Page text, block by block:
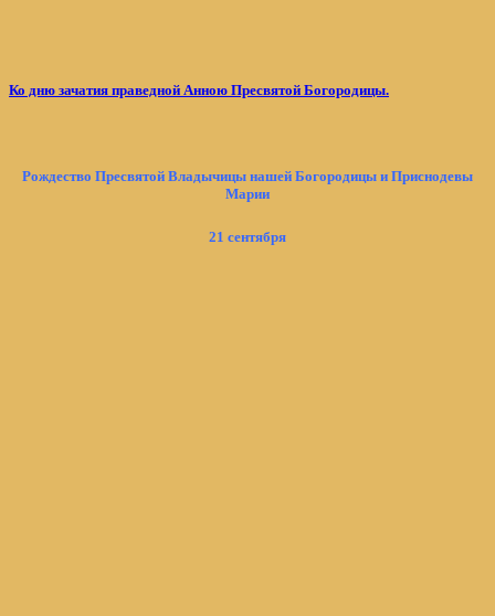
Ко дню зачатия праведной Анною Пресвятой Богородицы.
Рождество Пресвятой Владычицы нашей Богородицы и Приснодевы
Марии
21 сентября